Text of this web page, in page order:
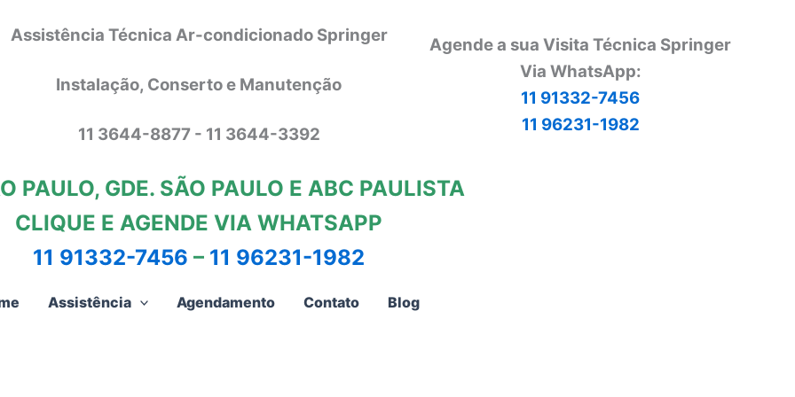
Assistência Técnica Ar-condicionado Springer
Instalação, Conserto e Manutenção
11 3644-8877 - 11 3644-3392
Agende a sua Visita Técnica Springer
Via WhatsApp:
11 91332-7456
11 96231-1982
PAULO, GDE. SÃO PAULO E ABC PAULISTA
CLIQUE E AGENDE VIA WHATSAPP
11 91332-7456 – 11 96231-1982
Assistência Agendamento Contato Blog